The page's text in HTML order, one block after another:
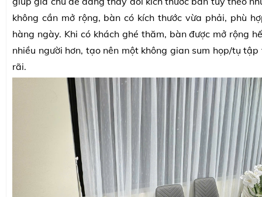
không cần mở rộng, bàn có kích thước vừa phải, phù
hàng ngày. Khi có khách ghé thăm, bàn được mở rộng
nhiều người hơn, tạo nên một không gian sum họp/tụ
rãi.